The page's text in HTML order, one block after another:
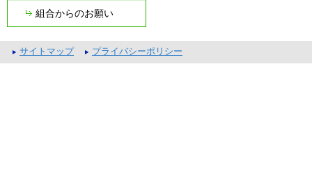
組合からのお願い
サイトマップ プライバシーポリシー